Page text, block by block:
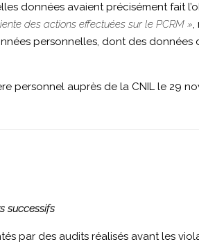
données avaient précisément fait
des actions effectuées sur le PCRM »,
personnelles, dont des données
personnel auprès de la CNIL le 29
successifs
par des audits réalisés avant les